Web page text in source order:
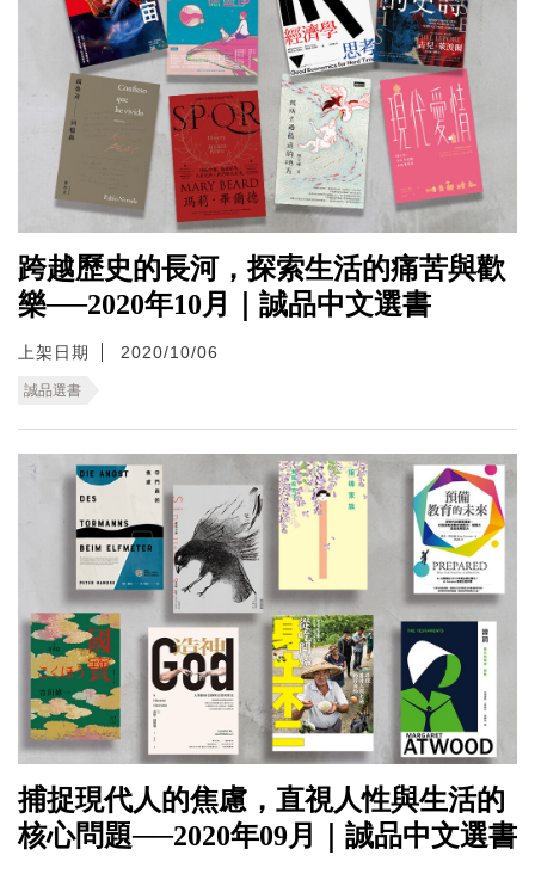
跨越歷史的長河，探索生活的痛苦與歡
樂──2020年10月｜誠品中文選書
上架日期 2020/10/06
誠品選書
捕捉現代人的焦慮，直視人性與生活的
核心問題──2020年09月｜誠品中文選書